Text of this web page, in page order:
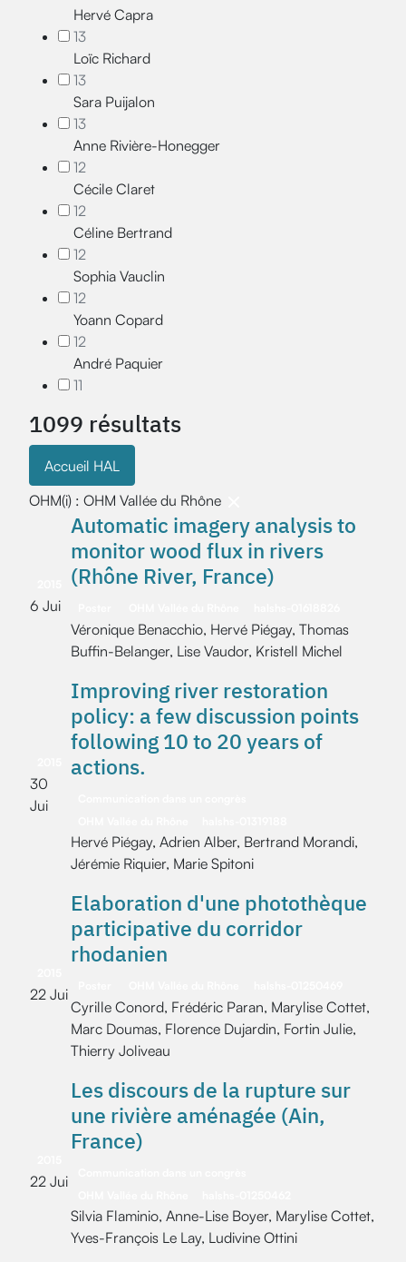
Hervé Capra
13
Loïc Richard
13
Sara Puijalon
13
Anne Rivière-Honegger
12
Cécile Claret
12
Céline Bertrand
12
Sophia Vauclin
12
Yoann Copard
12
André Paquier
11
1099 résultats
Accueil HAL
OHM(i) : OHM Vallée du Rhône
6 Jui
Automatic imagery analysis to
monitor wood flux in rivers
(Rhône River, France)
Véronique Benacchio, Hervé Piégay, Thomas
Buffin-Belanger, Lise Vaudor, Kristell Michel
30
Jui
Improving river restoration
policy: a few discussion points
following 10 to 20 years of
actions.
Hervé Piégay, Adrien Alber, Bertrand Morandi,
Jérémie Riquier, Marie Spitoni
22 Jui
Elaboration d'une photothèque
participative du corridor
rhodanien
Cyrille Conord, Frédéric Paran, Marylise Cottet,
Marc Doumas, Florence Dujardin, Fortin Julie,
Thierry Joliveau
22 Jui
Les discours de la rupture sur
une rivière aménagée (Ain,
France)
Silvia Flaminio, Anne-Lise Boyer, Marylise Cottet,
Yves-François Le Lay, Ludivine Ottini